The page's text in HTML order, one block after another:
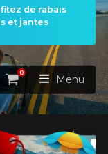
de rabais
et jantes
Panier
0
Menu